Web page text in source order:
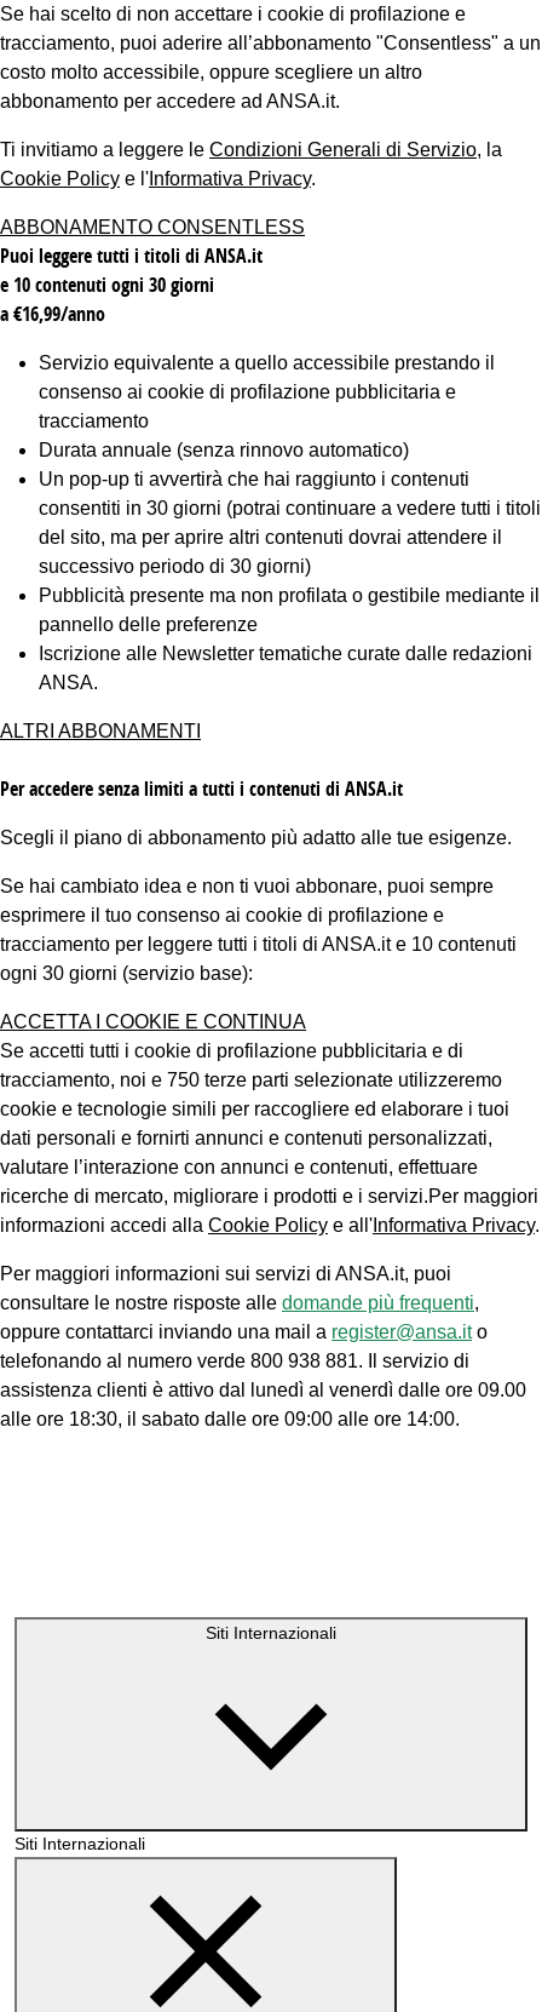
Se hai scelto di non accettare i cookie di profilazione e
tracciamento, puoi aderire all’abbonamento "Consentless" a un
costo molto accessibile, oppure scegliere un altro
abbonamento per accedere ad ANSA.it.
Ti invitiamo a leggere le Condizioni Generali di Servizio, la
Cookie Policy e l' Informativa Privacy.
ABBONAMENTO CONSENTLESS
Puoi leggere tutti i titoli di ANSA.it
e 10 contenuti ogni 30 giorni
a €16,99/anno
Servizio equivalente a quello accessibile prestando il
consenso ai cookie di profilazione pubblicitaria e
tracciamento
Durata annuale (senza rinnovo automatico)
Un pop-up ti avvertirà che hai raggiunto i contenuti
consentiti in 30 giorni (potrai continuare a vedere tutti i titoli
del sito, ma per aprire altri contenuti dovrai attendere il
successivo periodo di 30 giorni)
Pubblicità presente ma non profilata o gestibile mediante il
pannello delle preferenze
Iscrizione alle Newsletter tematiche curate dalle redazioni
ANSA.
ALTRI ABBONAMENTI
Per accedere senza limiti a tutti i contenuti di ANSA.it
Scegli il piano di abbonamento più adatto alle tue esigenze.
Se hai cambiato idea e non ti vuoi abbonare, puoi sempre
esprimere il tuo consenso ai cookie di profilazione e
tracciamento per leggere tutti i titoli di ANSA.it e 10 contenuti
ogni 30 giorni (servizio base):
ACCETTA I COOKIE E CONTINUA
Se accetti tutti i cookie di profilazione pubblicitaria e di
tracciamento, noi e 750 terze parti selezionate utilizzeremo
cookie e tecnologie simili per raccogliere ed elaborare i tuoi
dati personali e fornirti annunci e contenuti personalizzati,
valutare l’interazione con annunci e contenuti, effettuare
ricerche di mercato, migliorare i prodotti e i servizi.Per maggiori
informazioni accedi alla Cookie Policy e all' Informativa Privacy.
Per maggiori informazioni sui servizi di ANSA.it, puoi
consultare le nostre risposte alle domande più frequenti,
oppure contattarci inviando una mail a register@ansa.ito
telefonando al numero verde 800 938 881. Il servizio di
assistenza clienti è attivo dal lunedì al venerdì dalle ore 09.00
alle ore 18:30, il sabato dalle ore 09:00 alle ore 14:00.
Siti Internazionali
Siti Internazionali